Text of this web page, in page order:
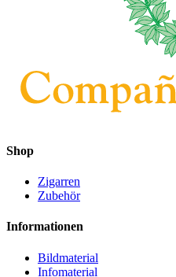
Shop
Zigarren
Zubehör
Informationen
Bildmaterial
Infomaterial